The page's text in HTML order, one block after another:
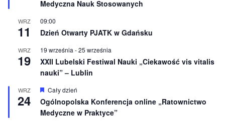
ó
n
o
e
Medyczna Nauk Stosowanych
WRZ
11
09:00
Dzień Otwarty PJATK w Gdańsku
WRZ
19
19 września -25 września
XXII Lubelski Festiwal Nauki „Ciekawość vis vitalis
nauki” – Lublin
WRZ
24
W
r
ó
Cały dzień
Ogólnopolska Konferencja online „Ratownictwo
Medyczne w Praktyce”